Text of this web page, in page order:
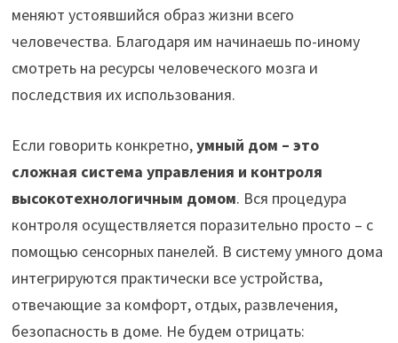
меняют устоявшийся образ жизни всего
человечества. Благодаря им начинаешь по-иному
смотреть на ресурсы человеческого мозга и
последствия их использования.
Если говорить конкретно,умный дом – это
сложная система управления и контроля
высокотехнологичным домом. Вся процедура
контроля осуществляется поразительно просто – с
помощью сенсорных панелей. В систему умного дома
интегрируются практически все устройства,
отвечающие за комфорт, отдых, развлечения,
безопасность в доме. Не будем отрицать: